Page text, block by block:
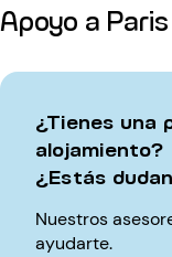
Apoyo a
¿Tienes una
alojamiento?
¿Estás
Nuestros
ayudarte.